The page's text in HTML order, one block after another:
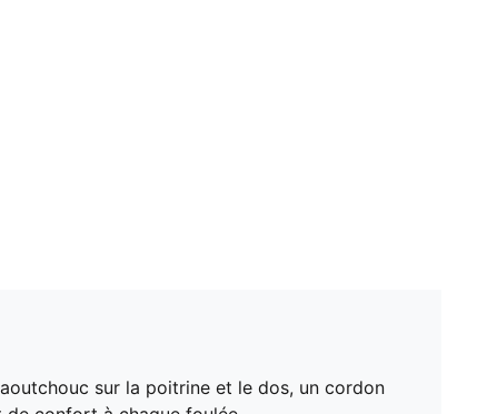
sur la poitrine et le dos, un cordon